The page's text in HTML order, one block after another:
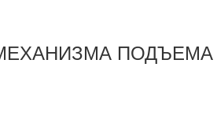
ПОДЪЕМА